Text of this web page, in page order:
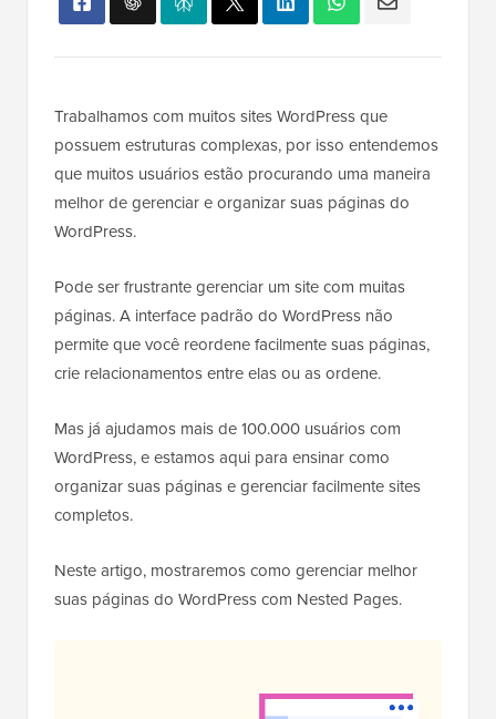
Trabalhamos com muitos sites WordPress que
possuem estruturas complexas, por isso entendemos
que muitos usuários estão procurando uma maneira
melhor de gerenciar e organizar suas páginas do
WordPress.
Pode ser frustrante gerenciar um site com muitas
páginas. A interface padrão do WordPress não
permite que você reordene facilmente suas páginas,
crie relacionamentos entre elas ou as ordene.
Mas já ajudamos mais de 100.000 usuários com
WordPress, e estamos aqui para ensinar como
organizar suas páginas e gerenciar facilmente sites
completos.
Neste artigo, mostraremos como gerenciar melhor
suas páginas do WordPress com Nested Pages.